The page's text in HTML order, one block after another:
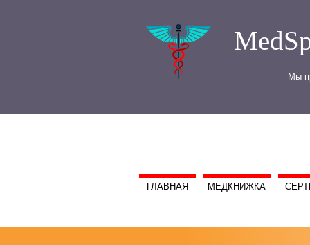
Мы
ГЛАВНАЯ МЕДКНИЖКА